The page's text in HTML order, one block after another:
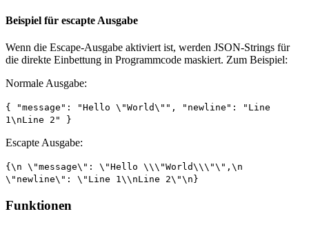
Beispiel für escapte Ausgabe
Wenn die Escape-Ausgabe aktiviert ist, werden JSON-Strings für
die direkte Einbettung in Programmcode maskiert. Zum Beispiel:
Normale Ausgabe:
{ "message": "Hello \"World\"", "newline": "Line
1\nLine 2" }
Escapte Ausgabe:
{\n \"message\": \"Hello \\\"World\\\"\",\n
\"newline\": \"Line 1\\nLine 2\"\n}
Funktionen